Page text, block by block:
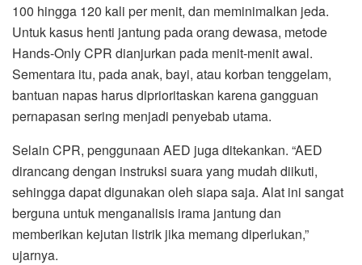
100 hingga 120 kali per menit, dan meminimalkan jeda.
Untuk kasus henti jantung pada orang dewasa, metode
Hands-Only CPR dianjurkan pada menit-menit awal.
Sementara itu, pada anak, bayi, atau korban tenggelam,
bantuan napas harus diprioritaskan karena gangguan
pernapasan sering menjadi penyebab utama.
Selain CPR, penggunaan AED juga ditekankan. “AED
dirancang dengan instruksi suara yang mudah diikuti,
sehingga dapat digunakan oleh siapa saja. Alat ini sangat
berguna untuk menganalisis irama jantung dan
memberikan kejutan listrik jika memang diperlukan,”
ujarnya.